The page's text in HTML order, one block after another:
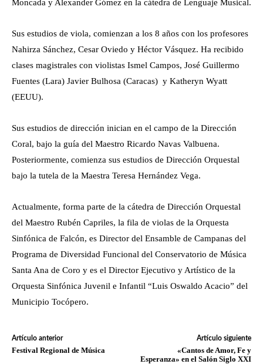
Moncada y Alexander Gómez en la cátedra de Lenguaje Musical.
Sus estudios de viola, comienzan a los 8 años con los profesores
Nahirza Sánchez, Cesar Oviedo y Héctor Vásquez. Ha recibido
clases magistrales con violistas Ismel Campos, José Guillermo
Fuentes (Lara) Javier Bulhosa (Caracas) y Katheryn Wyatt
(EEUU).
Sus estudios de dirección inician en el campo de la Dirección
Coral, bajo la guía del Maestro Ricardo Navas Valbuena.
Posteriormente, comienza sus estudios de Dirección Orquestal
bajo la tutela de la Maestra Teresa Hernández Vega.
Actualmente, forma parte de la cátedra de Dirección Orquestal
del Maestro Rubén Capriles, la fila de violas de la Orquesta
Sinfónica de Falcón, es Director del Ensamble de Campanas del
Programa de Diversidad Funcional del Conservatorio de Música
Santa Ana de Coro y es el Director Ejecutivo y Artístico de la
Orquesta Sinfónica Juvenil e Infantil “Luis Oswaldo Acacio” del
Municipio Tocópero.
Artículo anterior
Festival Regional de Música
Artículo siguiente
«Cantos de Amor, Fe y
Esperanza» en el Salón Siglo XXI